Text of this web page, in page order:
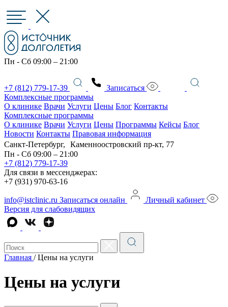
Пн - Сб 09:00 – 21:00
+7 (812) 779-17-39
Записаться
Комплексные программы
О клинике Врачи Услуги Цены Блог Контакты
Комплексные программы
О клинике Врачи Услуги Цены Программы Кейсы Блог
Новости Контакты Правовая информация
Санкт-Петербург, Каменноостровский пр-кт, 77
Пн - Сб 09:00 – 21:00
+7 (812) 779-17-39
Для связи в мессенджерах:
+7 (931) 970-63-16
info@istclinic.ru Записаться онлайн
Личный кабинет
Версия для слабовидящих
Главная / Цены на услуги
Цены на услуги